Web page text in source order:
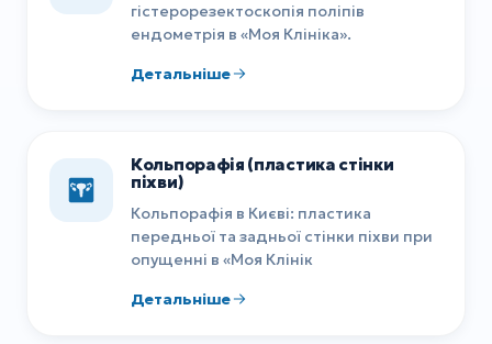
гістерорезектоскопія поліпів
ендометрія в «Моя Клініка».
Детальніше
Кольпорафія (пластика стінки
піхви)
Кольпорафія в Києві: пластика
передньої та задньої стінки піхви при
опущенні в «Моя Клінік
Детальніше